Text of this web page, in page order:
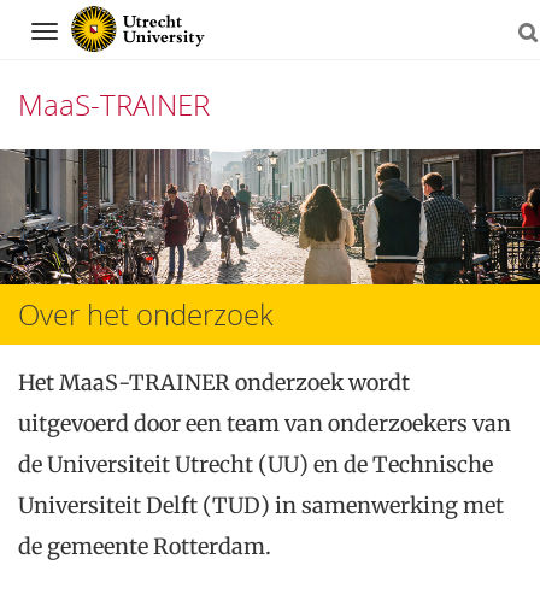
Navigation
MaaS-TRAINER
Skip
to
content
Over het onderzoek
Het MaaS-TRAINER onderzoek wordt
uitgevoerd door een team van onderzoekers van
de Universiteit Utrecht (UU) en de Technische
Universiteit Delft (TUD) in samenwerking met
de gemeente Rotterdam.